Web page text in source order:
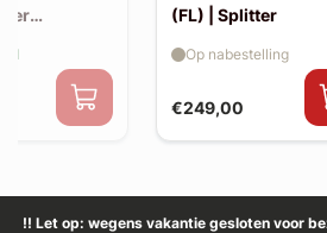
(FL) | Splitter
€249,00
Op nabestelling
!! Let op: wegens vakantie gesloten voor